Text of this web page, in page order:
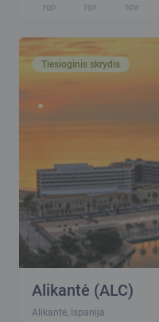
rgp rgs spa
Tiesioginis skrydis
Alikantė (ALC)
Alikantė, Ispanija